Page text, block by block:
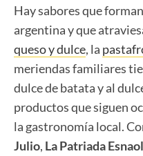
Hay sabores que
argentina y que
queso y dulce, la
meriendas familiares
dulce de batata y al
productos que siguen
la gastronomía local.
Julio, La Patriada